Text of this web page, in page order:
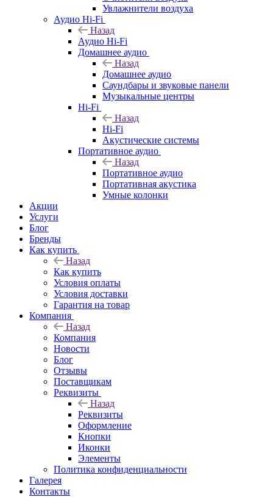
Увлажнители воздуха
Аудио Hi-Fi
Назад
Аудио Hi-Fi
Домашнее аудио
Назад
Домашнее аудио
Саундбары и звуковые панели
Музыкальные центры
Hi-Fi
Назад
Hi-Fi
Акустические системы
Портативное аудио
Назад
Портативное аудио
Портативная акустика
Умные колонки
Акции
Услуги
Блог
Бренды
Как купить
Назад
Как купить
Условия оплаты
Условия доставки
Гарантия на товар
Компания
Назад
Компания
Новости
Блог
Отзывы
Поставщикам
Реквизиты
Назад
Реквизиты
Оформление
Кнопки
Иконки
Элементы
Политика конфиденциальности
Галерея
Контакты